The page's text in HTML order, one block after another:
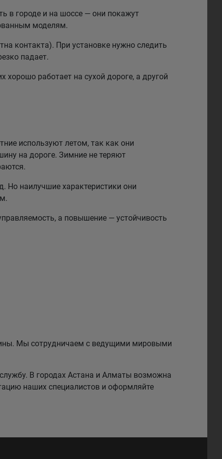
в городе и на шоссе — они покажут
моделям.
контакта). При установке нужно следить
падает.
работает на сухой дороге, а другой
используют летом, так как они
на дороге. Зимние не теряют
Но наилучшие характеристики они
а повышение — устойчивость
Мы сотрудничаем с ведущими мировыми
В городах Астана и Алматы возможна
наших специалистов и оформляйте